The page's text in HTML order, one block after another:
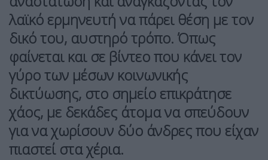
λαϊκό ερμηνευτή να πάρει θέση με τον
δικό του, αυστηρό τρόπο. Όπως
φαίνεται και σε βίντεο που κάνει τον
γύρο των μέσων κοινωνικής
δικτύωσης, στο σημείο επικράτησε
χάος, με δεκάδες άτομα να σπεύδουν
για να χωρίσουν δύο άνδρες που είχαν
πιαστεί στα χέρια.